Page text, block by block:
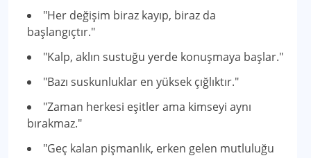
"Her değişim biraz kayıp, biraz da
başlangıçtır."
"Kalp, aklın sustuğu yerde konuşmaya başlar."
"Bazı suskunluklar en yüksek çığlıktır."
"Zaman herkesi eşitler ama kimseyi aynı
bırakmaz."
"Geç kalan pişmanlık, erken gelen mutluluğu